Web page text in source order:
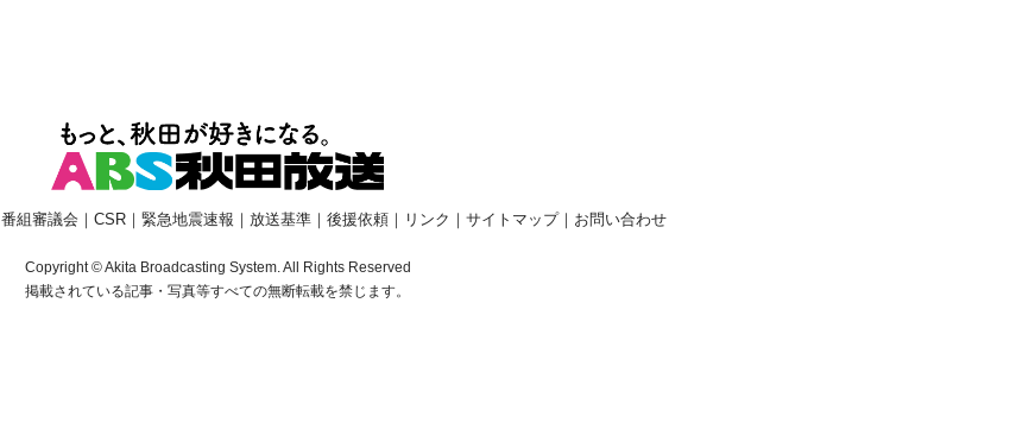
番組審議会 ｜ CSR｜ 緊急地震速報 ｜ 放送基準｜ 後援依頼｜ リンク ｜ サイトマップ｜ お問い合わせ
Copyright © Akita Broadcasting System. All Rights Reserved
掲載されている記事・写真等すべての無断転載を禁じます。